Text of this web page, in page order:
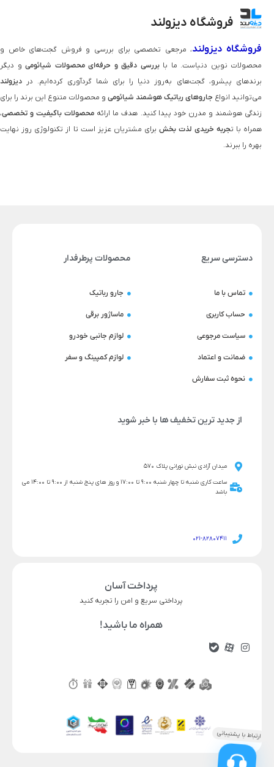
قیمت محصول
ناموجود
فروشگاه دیزولند
فروشگاه دیزولند، مرجعی تخصصی برای بررسی و فروش گجت‌های خاص و
محصولات نوین دنیاست. ما بابررسی دقیق و حرفه‌ای محصولات شیائومی و دیگر
برندهای پیشرو، گجت‌های به‌روز دنیا را برای شما گردآوری کرده‌ایم. در دیزولند
می‌توانید انواع جاروهای رباتیک هوشمند شیائومی و محصولات متنوع این برند را برای
زندگی هوشمند و مدرن خود پیدا کنید. هدف ما ارائه محصولات باکیفیت و تخصصی،
همراه با تجربه خریدی لذت‌ بخشبرای مشتریان عزیز است تا از تکنولوژی روز نهایت
بهره را ببرند.
دسترسی سریع
تماس با ما
حساب کاربری
سیاست مرجوعی
ضمانت و اعتماد
نحوه ثبت سفارش
محصولات پرطرفدار
جارو رباتیک
ماساژور برقی
لوازم جانبی خودرو
لوازم کمپینگ و سفر
از جدید ترین تخفیف ها با خبر شوید
میدان آزادی نبش نورانی پلاک 570
ساعت کاری شنبه تا چهار شنبه 9:00 تا 17:00 و روز های پنج شنبه از 9:00 تا 14:00 می
باشد
021-82807411
پرداخت آسان
پرداختی سریع و امن را تجربه کنید
همراه ما باشید!